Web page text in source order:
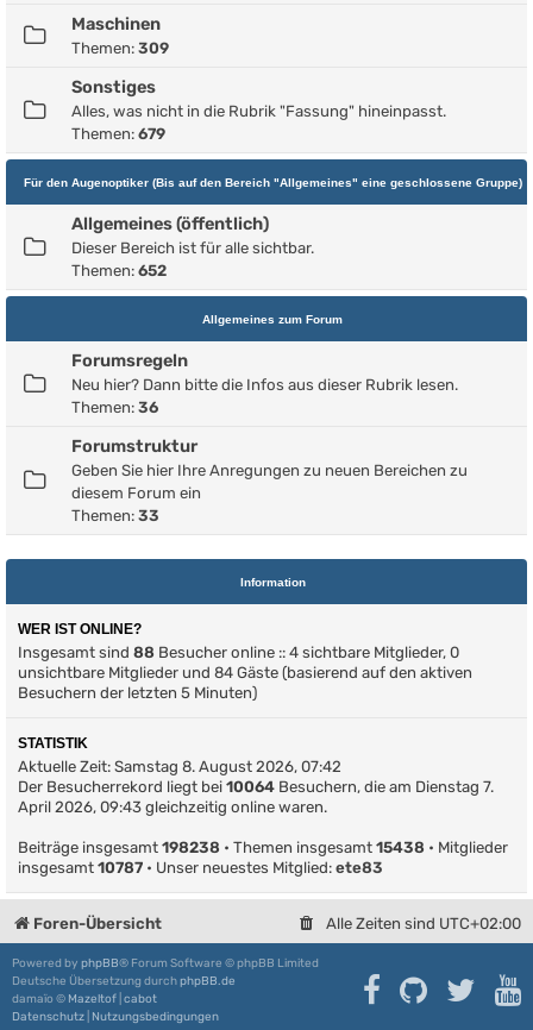
Maschinen
Themen: 309
Sonstiges
Alles, was nicht in die Rubrik "Fassung" hineinpasst.
Themen: 679
Für den Augenoptiker (Bis auf den Bereich "Allgemeines" eine geschlossene Gruppe)
Allgemeines (öffentlich)
Dieser Bereich ist für alle sichtbar.
Themen: 652
Allgemeines zum Forum
Forumsregeln
Neu hier? Dann bitte die Infos aus dieser Rubrik lesen.
Themen: 36
Forumstruktur
Geben Sie hier Ihre Anregungen zu neuen Bereichen zu
diesem Forum ein
Themen: 33
Information
WER IST ONLINE?
Insgesamt sind 88 Besucher online :: 4 sichtbare Mitglieder, 0
unsichtbare Mitglieder und 84 Gäste (basierend auf den aktiven
Besuchern der letzten 5 Minuten)
STATISTIK
Aktuelle Zeit: Samstag 8. August 2026, 07:42
Der Besucherrekord liegt bei 10064 Besuchern, die am Dienstag 7.
April 2026, 09:43 gleichzeitig online waren.
Beiträge insgesamt 198238 • Themen insgesamt 15438 • Mitglieder
insgesamt 10787 • Unser neuestes Mitglied: ete83
Foren-Übersicht Alle Zeiten sind UTC+02:00
Powered by phpBB® Forum Software © phpBB Limited
Deutsche Übersetzung durchphpBB.de
damaïo © Mazeltof cabot
Datenschutz Nutzungsbedingungen